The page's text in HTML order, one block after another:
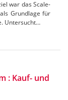
war das Scale-
Grundlage für
Untersucht…
: Kauf- und